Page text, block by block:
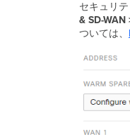
セキュリ
& SD-
ついては、